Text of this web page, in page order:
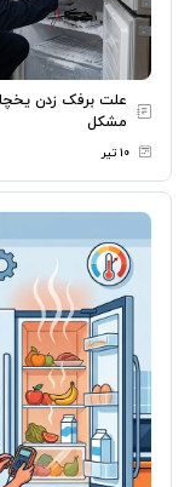
علت برفک زدن
مشکل
۱۰ تیر